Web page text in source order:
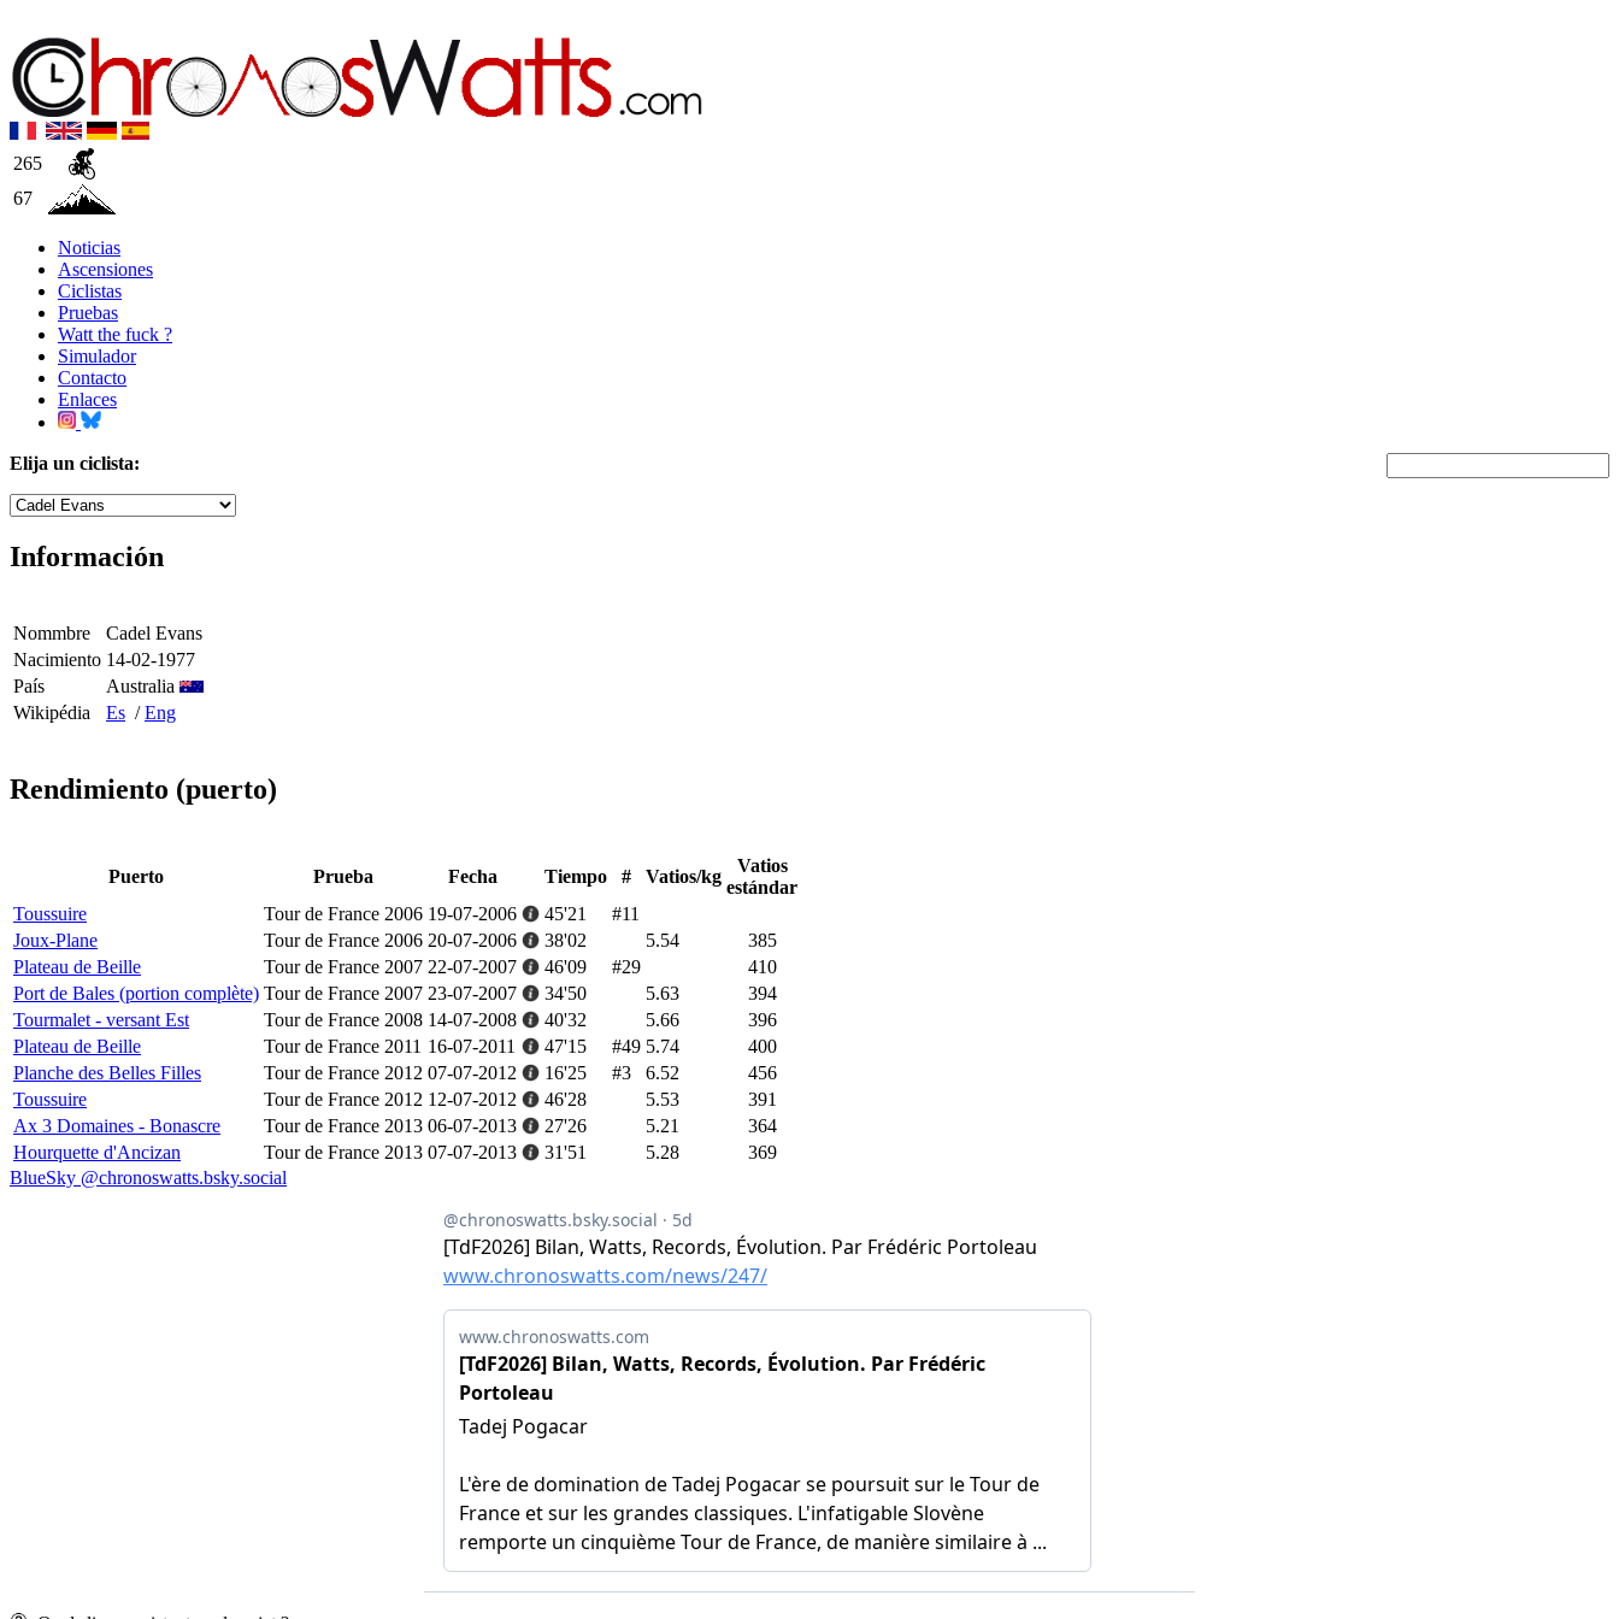
265
67
Noticias
Ascensiones
Ciclistas
Pruebas
Watt the fuck ?
Simulador
Contacto
Enlaces
Elija un ciclista:
Información
Nommbre
Cadel Evans
Nacimiento 14-02-1977
País
Australia
Wikipédia
Es /Eng
Rendimiento (puerto)
Puerto Prueba Fecha Tiempo # Vatios/kg
Vatios
estándar
Toussuire
Tour de France 2006 19-07-2006 45'21
#11
Joux-Plane
Tour de France 2006 20-07-2006 38'02 5.54
385
Plateau de Beille
Tour de France 2007 22-07-2007 46'09 #29
410
Port de Bales (portion complète) Tour de France 2007 23-07-2007 34'50 5.63
394
Tourmalet - versant Est
Tour de France 2008 14-07-2008 40'32 5.66
396
Plateau de Beille
Tour de France 2011 16-07-2011 47'15 #49 5.74
400
Planche des Belles Filles
Tour de France 2012 07-07-2012 16'25 #3 6.52
456
Toussuire
Tour de France 2012 12-07-2012 46'28 5.53
391
Ax 3 Domaines - Bonascre
Tour de France 2013 06-07-2013 27'26 5.21
364
Hourquette d'Ancizan
Tour de France 2013 07-07-2013 31'51 5.28
369
BlueSky @chronoswatts.bsky.social